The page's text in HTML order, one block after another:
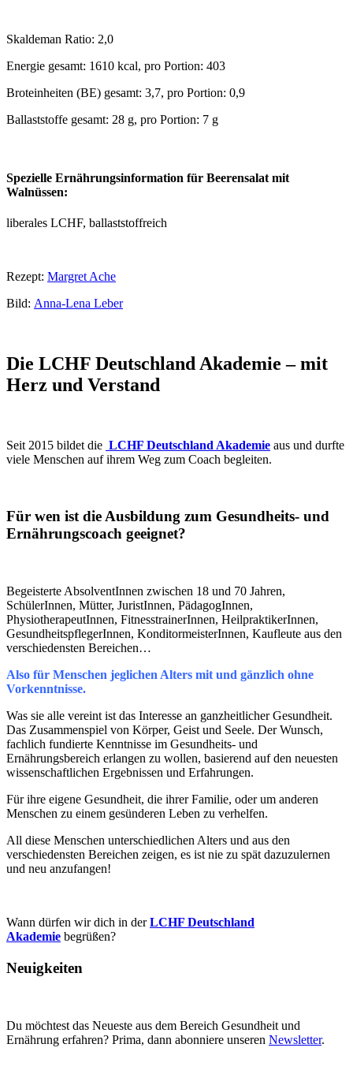
Skaldeman Ratio: 2,0
Energie gesamt: 1610 kcal, pro Portion: 403
Broteinheiten (BE) gesamt: 3,7, pro Portion: 0,9
Ballaststoffe gesamt: 28 g, pro Portion: 7 g
Spezielle Ernährungsinformation für Beerensalat mit
Walnüssen:
liberales LCHF, ballaststoffreich
Rezept: Margret Ache
Bild: Anna-Lena Leber
Die LCHF Deutschland Akademie – mit
Herz und Verstand
Seit 2015 bildet die LCHF Deutschland Akademie aus und durfte
viele Menschen auf ihrem Weg zum Coach begleiten.
Für wen ist die Ausbildung zum Gesundheits- und
Ernährungscoach geeignet?
Begeisterte AbsolventInnen zwischen 18 und 70 Jahren,
SchülerInnen, Mütter, JuristInnen, PädagogInnen,
PhysiotherapeutInnen, FitnesstrainerInnen, HeilpraktikerInnen,
GesundheitspflegerInnen, KonditormeisterInnen, Kaufleute aus den
verschiedensten Bereichen…
Also für Menschen jeglichen Alters mit und gänzlich ohne
Vorkenntnisse.
Was sie alle vereint ist das Interesse an ganzheitlicher Gesundheit.
Das Zusammenspiel von Körper, Geist und Seele. Der Wunsch,
fachlich fundierte Kenntnisse im Gesundheits- und
Ernährungsbereich erlangen zu wollen, basierend auf den neuesten
wissenschaftlichen Ergebnissen und Erfahrungen.
Für ihre eigene Gesundheit, die ihrer Familie, oder um anderen
Menschen zu einem gesünderen Leben zu verhelfen.
All diese Menschen unterschiedlichen Alters und aus den
verschiedensten Bereichen zeigen, es ist nie zu spät dazuzulernen
und neu anzufangen!
Wann dürfen wir dich in derLCHF Deutschland
Akademie begrüßen?
Neuigkeiten
Du möchtest das Neueste aus dem Bereich Gesundheit und
Ernährung erfahren? Prima, dann abonniere unseren Newsletter.